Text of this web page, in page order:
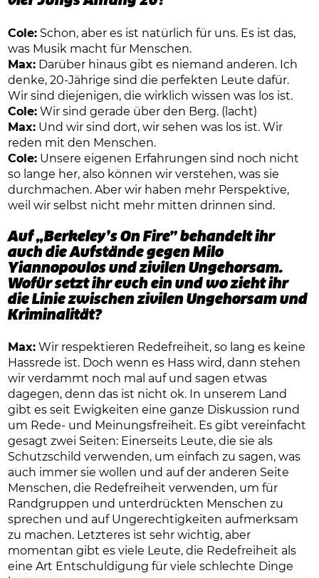
Cole: Schon, aber es ist natürlich für uns. Es ist das,
was Musik macht für Menschen.
Max: Darüber hinaus gibt es niemand anderen. Ich
denke, 20-Jährige sind die perfekten Leute dafür.
Wir sind diejenigen, die wirklich wissen was los ist.
Cole: Wir sind gerade über den Berg. (lacht)
Max: Und wir sind dort, wir sehen was los ist. Wir
reden mit den Menschen.
Cole: Unsere eigenen Erfahrungen sind noch nicht
so lange her, also können wir verstehen, was sie
durchmachen. Aber wir haben mehr Perspektive,
weil wir selbst nicht mehr mitten drinnen sind.
Auf „Berkeley’s On Fire” behandelt ihr
auch die Aufstände gegen Milo
Yiannopoulos und zivilen Ungehorsam.
Wofür setzt ihr euch ein und wo zieht ihr
die Linie zwischen zivilen Ungehorsam und
Kriminalität?
Max: Wir respektieren Redefreiheit, so lang es keine
Hassrede ist. Doch wenn es Hass wird, dann stehen
wir verdammt noch mal auf und sagen etwas
dagegen, denn das ist nicht ok. In unserem Land
gibt es seit Ewigkeiten eine ganze Diskussion rund
um Rede- und Meinungsfreiheit. Es gibt vereinfacht
gesagt zwei Seiten: Einerseits Leute, die sie als
Schutzschild verwenden, um einfach zu sagen, was
auch immer sie wollen und auf der anderen Seite
Menschen, die Redefreiheit verwenden, um für
Randgruppen und unterdrückten Menschen zu
sprechen und auf Ungerechtigkeiten aufmerksam
zu machen. Letzteres ist sehr wichtig, aber
momentan gibt es viele Leute, die Redefreiheit als
eine Art Entschuldigung für viele schlechte Dinge